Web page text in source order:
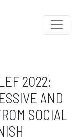
2022:
AND
SOCIAL